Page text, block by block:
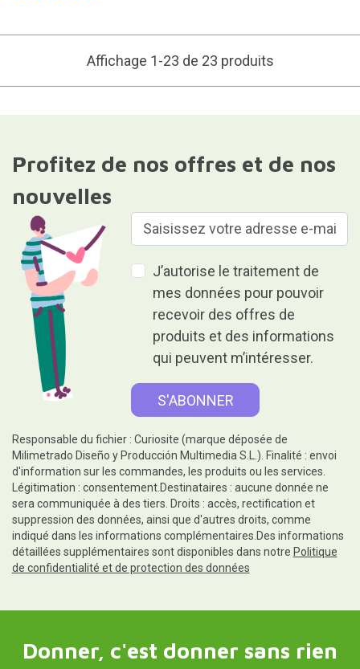
Affichage 1-23 de 23 produits
Profitez de nos offres et de nos
nouvelles
J’autorise le traitement de
mes données pour pouvoir
recevoir des offres de
produits et des informations
qui peuvent m’intéresser.
Responsable du fichier : Curiosite (marque déposée de
Milimetrado Diseño y Producción Multimedia S.L.). Finalité : envoi
d'information sur les commandes, les produits ou les services.
Légitimation : consentement.Destinataires : aucune donnée ne
sera communiquée à des tiers. Droits : accès, rectification et
suppression des données, ainsi que d'autres droits, comme
indiqué dans les informations complémentaires.Des informations
détaillées supplémentaires sont disponibles dans notre Politique
de confidentialité et de protection des données
Donner, c'est donner sans rien